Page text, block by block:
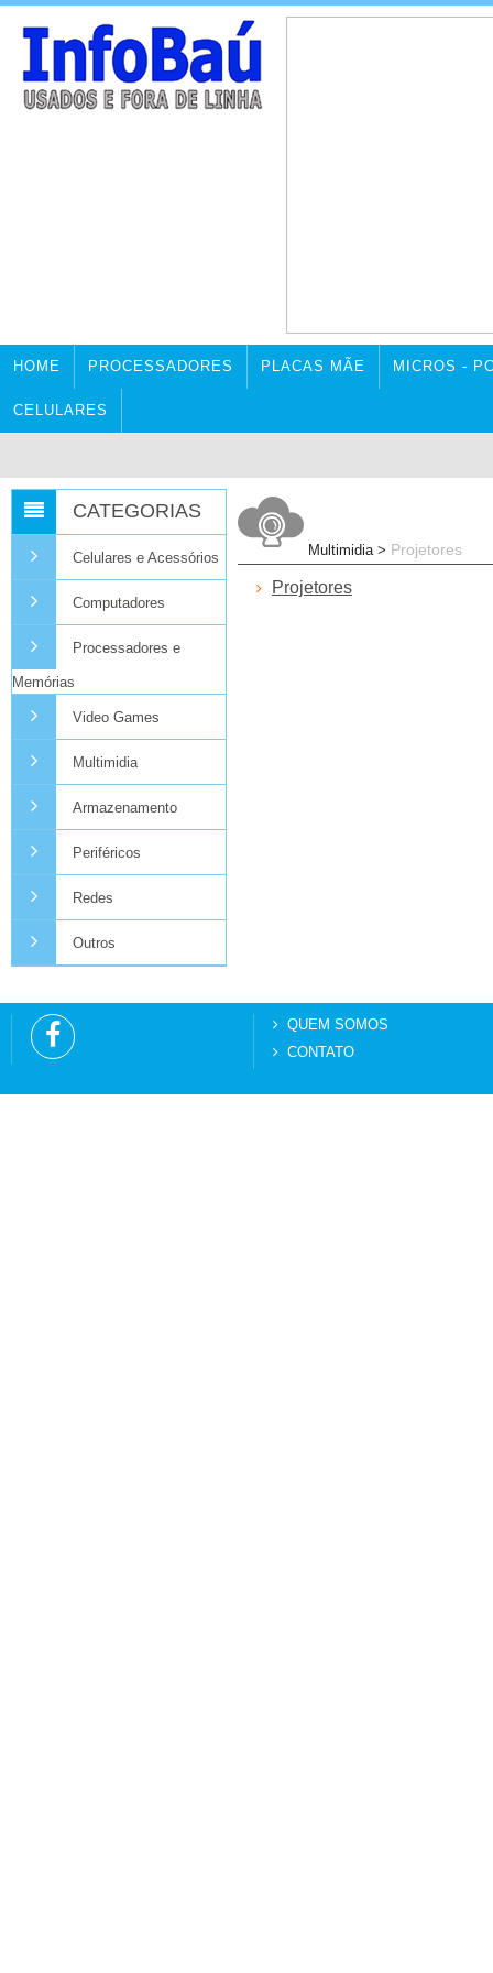
HOME PROCESSADORES PLACAS MÃE MICROS -
CELULARES
CATEGORIAS
Celulares e Acessórios
Computadores
Processadores e
Memórias
Video Games
Multimidia
Armazenamento
Periféricos
Redes
Outros
Multimidia > Projetores
Projetores
QUEM SOMOS
CONTATO